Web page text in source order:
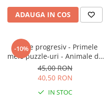
ADAUGA IN COS
-10%
Puzzle progresiv - Primele
mele puzzle-uri - Animale de
fermă, 21 piese, 2 ani+, Apli
Kids
45,00 RON
40,50 RON
IN STOC